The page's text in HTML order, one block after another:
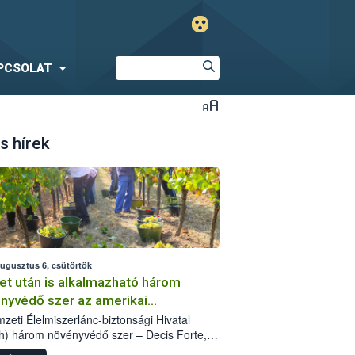
hírek
6, csütörtök
után is alkalmazható három
szer az amerikai
ellen
Élelmiszerlánc-biztonsági Hivatal
három növényvédő szer – Decis Forte,
24 EW, Oroganic – engedélyokiratát